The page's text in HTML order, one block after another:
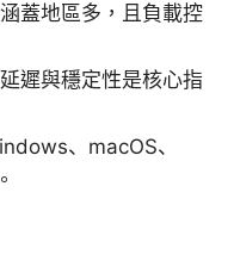
蓋地區多，且負載控
遲與穩定性是核心指
、macOS、